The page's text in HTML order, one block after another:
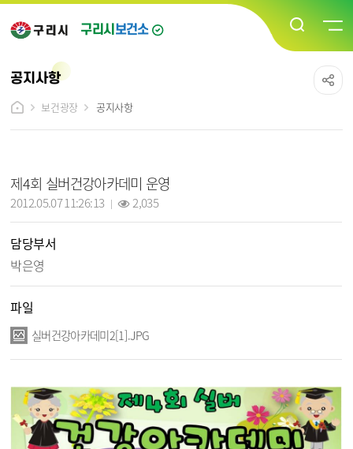
구리시 보건소
공지사항
보건광장
공지사항
제4회 실버건강아카데미 운영
2012.05.07 11:26:13 2,035
담당부서
박은영
파일
실버건강아카데미2[1].JPG